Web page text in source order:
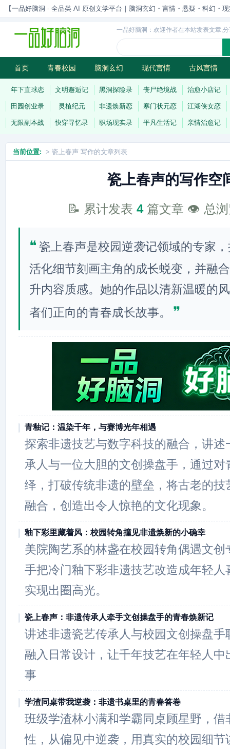
【一品好脑洞 - 全品类 AI 原创文学平台｜脑洞玄幻・言情・悬疑・科幻・
一品好脑洞：欢迎作者在本站发表文章,
首页 青春校园 脑洞玄幻 现代言情 古风言情
历史权谋 武侠江湖 灵异志怪 连载
年下直球恋 文明邂逅记 黑洞探险录 丧尸绝境战 治愈小店记
田园创业录 灵植纪元 非遗焕新恋 寒门状元恋 江湖侠女恋
无限副本战 快穿寻忆录 职场现实录 平凡生活记 亲情治愈记
当前位置: > 瓷上春声 写作的文章列表
瓷上春声的写作空
📝 累计发表 4篇文章 👁️ 总
❝ 瓷上春声是校园逆袭记领域的专家
活化细节刻画主角的成长蜕变，并融
升内容质感。她的作品以清新温暖的
者们正向的青春成长故事。
❞
青釉记：温染千年，与赛博光年相遇
探索非遗技艺与数字科技的融合，讲述
承人与一位大胆的文创操盘手，通过对
绎，打破传统非遗的壁垒，将古老的技
融合，创造出令人惊艳的文化现象。
釉下彩里藏着风：校园转角撞见非遗焕新的小确幸
美院陶艺系的林盏在校园转角偶遇文
手把冷门釉下彩非遗技艺改造成年轻人
实现出圈高光。
瓷上春声：非遗传承人牵手文创操盘手的青春焕新记
讲述非遗瓷艺传承人与校园文创操盘手
融入日常设计，让千年技艺在年轻人中
事
学渣同桌带我逆袭：非遗书桌里的青春答卷
班级学渣林小满和学霸同桌顾星野，借
性，从偏见中逆袭，用真实的校园细节